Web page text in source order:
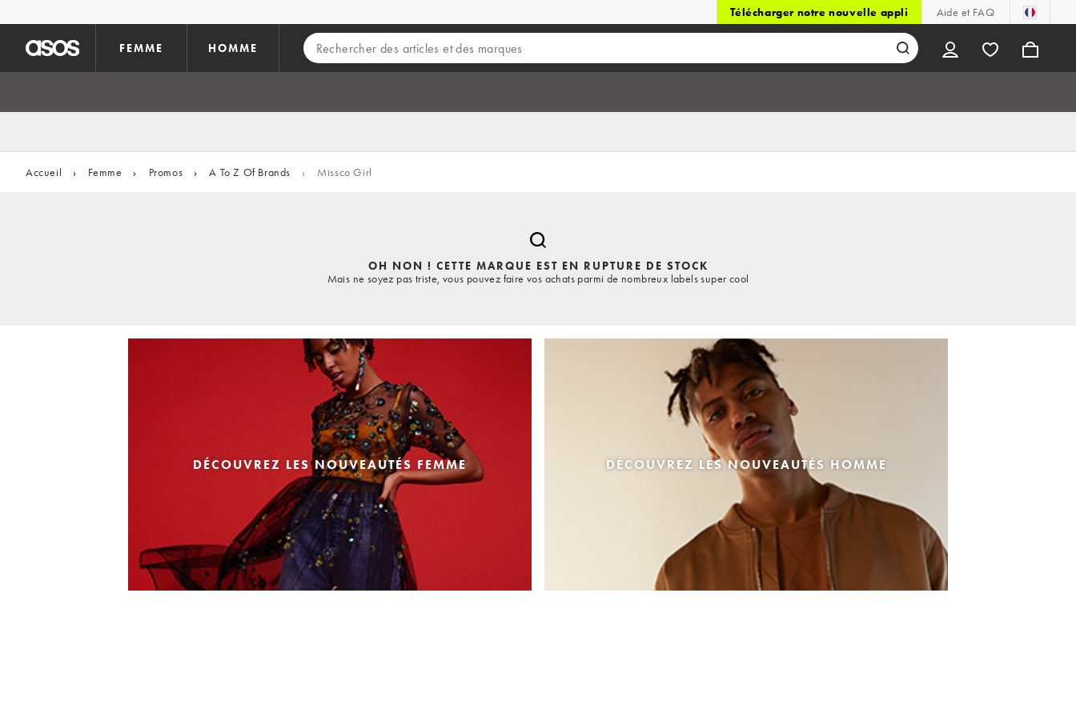
Télécharger notre nouvelle appli Aide et FAQ
FEMME HOMME
Accueil › Femme › Promos › A To Z Of Brands › Missco Girl
OH NON ! CETTE MARQUE EST EN RUPTURE DE STOCK
Mais ne soyez pas triste, vous pouvez faire vos achats parmi de nombreux labels super cool
DÉCOUVREZ LES NOUVEAUTÉS FEMME DÉCOUVREZ LES NOUVEAUTÉS HOMME